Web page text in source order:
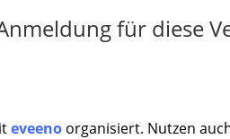
für diese
eveeno organisiert. Nutzen